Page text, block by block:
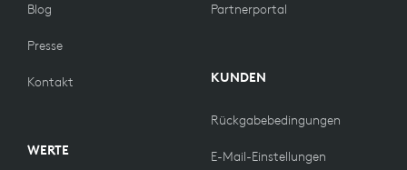
Blog
Presse
Kontakt
WERTE
Partnerportal
KUNDEN
Rückgabebedingungen
E-Mail-Einstellungen